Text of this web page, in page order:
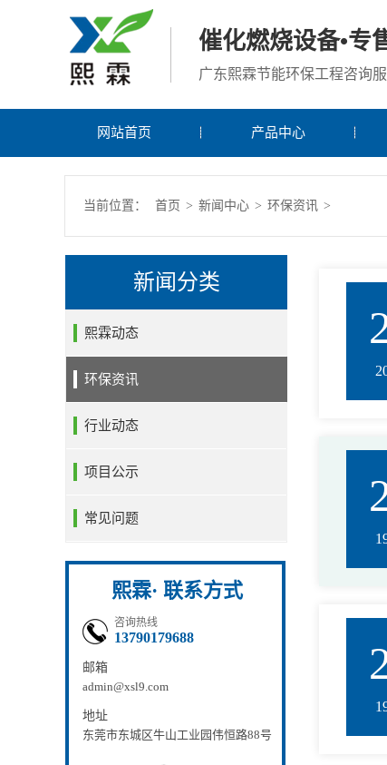
催化燃烧设备•专
广东熙霖节能环保工程咨询
网站首页 产品中心
当前位置： 首页 > 新闻中心 > 环保资讯 >
新闻分类
熙霖动态
环保资讯
行业动态
项目公示
常见问题
熙霖· 联系方式
咨询热线
13790179688
邮箱
admin@xsl9.com
地址
东莞市东城区牛山工业园伟恒路88号